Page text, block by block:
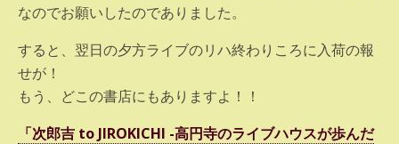
なのでお願いしたのでありました。
すると、翌日の夕方ライブのリハ終わりころに入荷の報
せが！
もう、どこの書店にもありますよ！！
「次郎吉 to JIROKICHI -高円寺のライブハウスが歩んだ